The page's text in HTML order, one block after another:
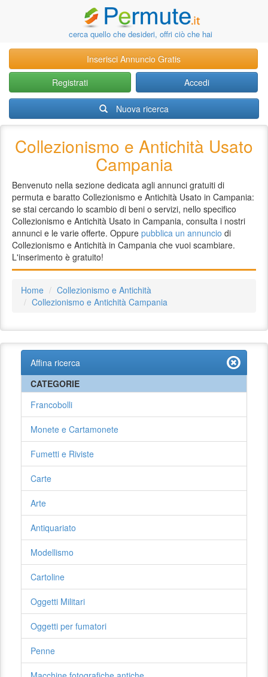
cerca quello che desideri, offri ciò che hai
Inserisci Annuncio Gratis
Registrati
Accedi
Nuova ricerca
Collezionismo e Antichità Usato
Campania
Benvenuto nella sezione dedicata agli annunci gratuiti di
permuta e baratto Collezionismo e Antichità Usato in Campania:
se stai cercando lo scambio di beni o servizi, nello specifico
Collezionismo e Antichità Usato in Campania, consulta i nostri
annunci e le varie offerte. Oppure pubblica un annuncio di
Collezionismo e Antichità in Campania che vuoi scambiare.
L'inserimento è gratuito!
Home
Collezionismo e Antichità
Collezionismo e Antichità Campania
Affina ricerca
CATEGORIE
Francobolli
Monete e Cartamonete
Fumetti e Riviste
Carte
Arte
Antiquariato
Modellismo
Cartoline
Oggetti Militari
Oggetti per fumatori
Penne